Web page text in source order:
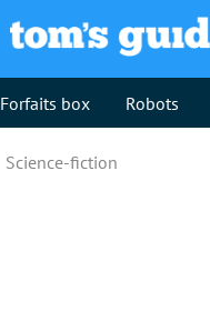
Forfaits box Robots
Science-fiction